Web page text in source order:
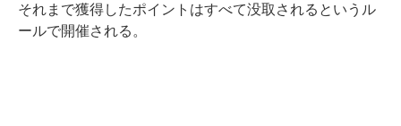
それまで獲得したポイントはすべて没取されるというル
ールで開催される。